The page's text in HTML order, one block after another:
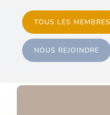
TOUS LES MEMBRES
NOUS REJOINDRE